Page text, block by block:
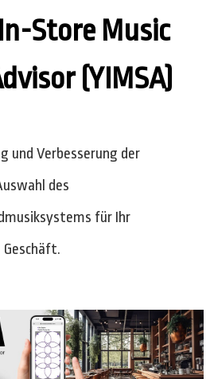
Store Music
(YIMSA)
und Verbesserung der
des
für Ihr
Geschäft.